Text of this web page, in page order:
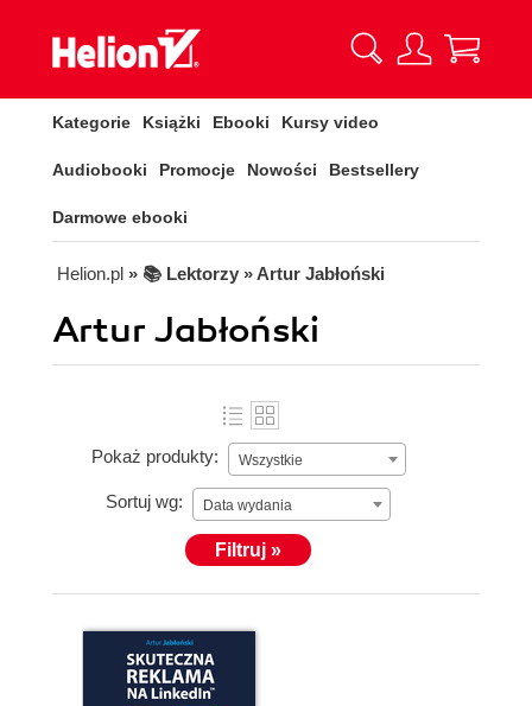
Kategorie Książki Ebooki Kursy video
Audiobooki Promocje Nowości Bestsellery
Darmowe ebooki
Helion.pl » 📚 Lektorzy » Artur Jabłoński
Artur Jabłoński
Pokaż produkty: Wszystkie
Sortuj wg: Data wydania
Filtruj »